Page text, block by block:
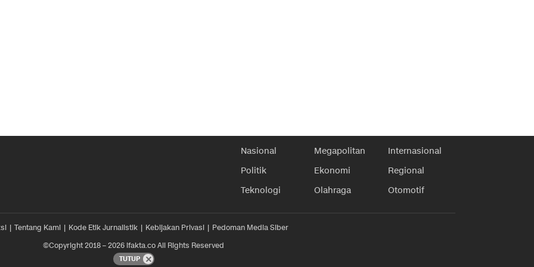
Nasional Megapolitan
Internasional
Politik
Ekonomi
Regional
Teknologi
Olahraga Otomotif
Tentang Kami Kode Etik Jurnalistik Kebijakan Privasi
Pedoman Media Siber
©Copyright 2018 – 2026 ifakta.co All Rights Reserved
TUTUP